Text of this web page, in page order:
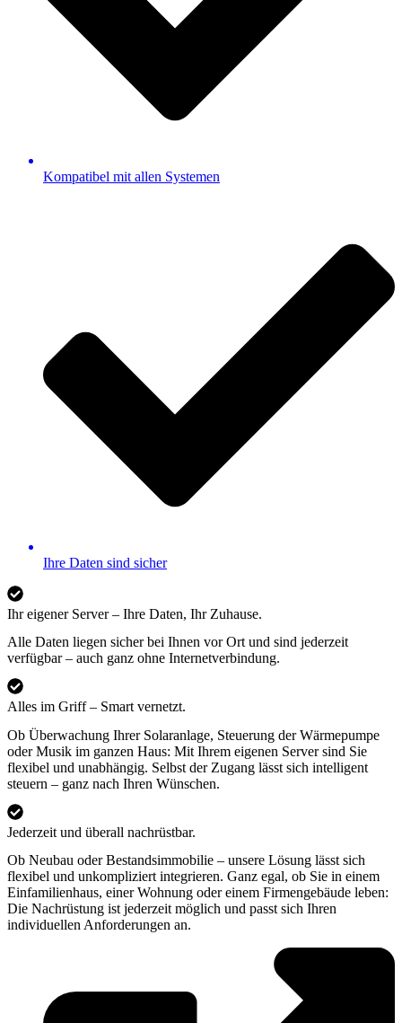
Kompatibel mit allen Systemen
Ihre Daten sind sicher
Ihr eigener Server – Ihre Daten, Ihr Zuhause.
Alle Daten liegen sicher bei Ihnen vor Ort und sind jederzeit
verfügbar – auch ganz ohne Internetverbindung.
Alles im Griff – Smart vernetzt.
Ob Überwachung Ihrer Solaranlage, Steuerung der Wärmepumpe
oder Musik im ganzen Haus: Mit Ihrem eigenen Server sind Sie
flexibel und unabhängig. Selbst der Zugang lässt sich intelligent
steuern – ganz nach Ihren Wünschen.
Jederzeit und überall nachrüstbar.
Ob Neubau oder Bestandsimmobilie – unsere Lösung lässt sich
flexibel und unkompliziert integrieren. Ganz egal, ob Sie in einem
Einfamilienhaus, einer Wohnung oder einem Firmengebäude leben:
Die Nachrüstung ist jederzeit möglich und passt sich Ihren
individuellen Anforderungen an.